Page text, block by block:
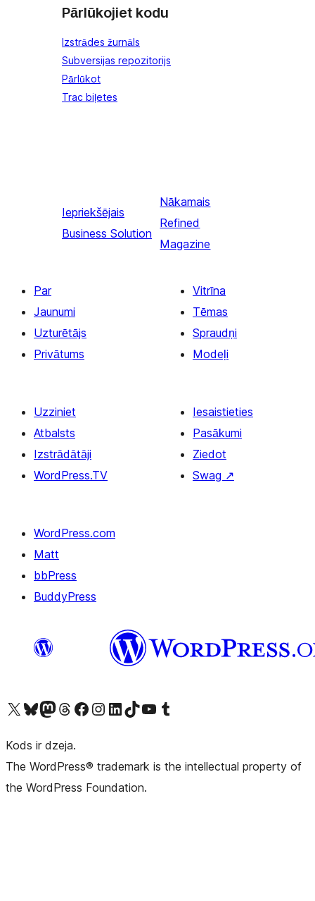
Pārlūkojiet kodu
Izstrādes žurnāls
Subversijas repozitorijs
Pārlūkot
Trac biļetes
Iepriekšējais
Business Solution
Nākamais
Refined
Magazine
Par
Jaunumi
Uzturētājs
Privātums
Vitrīna
Tēmas
Spraudņi
Modeļi
Uzziniet
Atbalsts
Izstrādātāji
WordPress.TV
Iesaistieties
Pasākumi
Ziedot
Swag ↗
WordPress.com
Matt
bbPress
BuddyPress
Apmeklējiet mūsu X (agrāk Twitter) kontu
Apmeklējiet mūsu Bluesky kontu
Apmeklējiet mūsu Mastodon kontu
Apmeklējiet mūsu Threads kontu
Apmeklējiet mūsu Facebook lapuApmeklējiet mūsu Instagram kontu
Apmeklējiet mūsu LinkedIn kontu
Apmeklējiet mūsu TikTok kontu
Apmeklējiet mūsu YouTube kanālu
Apmeklējiet mūsu Tumblr kontu
Kods ir dzeja.
The WordPress® trademark is the intellectual property of
the WordPress Foundation.